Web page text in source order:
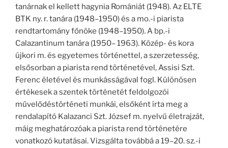
tanárnak el kellett hagynia Romániát (1948). Az ELTE
BTK ny. r. tanára (1948–1950) és a mo.-i piarista
rendtartomány főnöke (1948–1950). A bp.-i
Calazantinum tanára (1950– 1963). Közép- és kora
újkori m. és egyetemes történettel, a szerzetesség,
elsősorban a piarista rend történetével, Assisi Szt.
Ferenc életével és munkásságával fogl. Különösen
értékesek a szentek történetét feldolgozói
művelődéstörténeti munkái, elsőként írta meg a
rendalapító Kalazanci Szt. József m. nyelvű életrajzát,
máig meghatározóak a piarista rend történetére
vonatkozó kutatásai. Vizsgálta továbbá a 19–20. sz.-i